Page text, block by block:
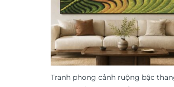
Tranh phong cảnh ruộng bậc